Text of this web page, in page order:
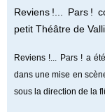
Reviens !... Pars !
petit Théâtre de
Reviens !... Pars ! a
dans une mise en
sous la direction de la